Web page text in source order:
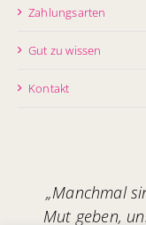
Zahlungsarten
Gut zu wissen
Kontakt
„Manchmal
Mut geben,